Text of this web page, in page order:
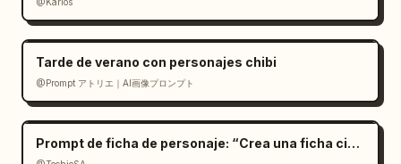
Tarde de verano con personajes chibi
@Prompt アトリエ｜AI画像プロンプト
Prompt de ficha de personaje: “Crea una ficha cinemat